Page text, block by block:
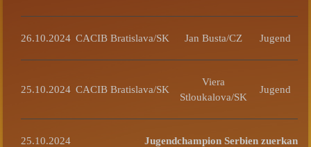
26.10.2024 CACIB Bratislava/SK Jan Busta/CZ Jugend
25.10.2024 CACIB Bratislava/SK
Viera
Stloukalova/SK
Jugend
25.10.2024 Jugendchampion Serbien zuerkannt